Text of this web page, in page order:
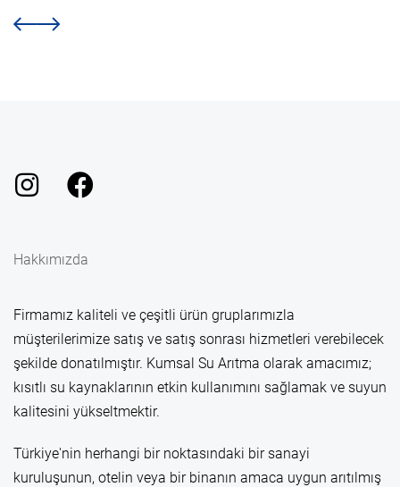
Hakkımızda
Firmamız kaliteli ve çeşitli ürün gruplarımızla
müşterilerimize satış ve satış sonrası hizmetleri verebilecek
şekilde donatılmıştır. Kumsal Su Arıtma olarak amacımız;
kısıtlı su kaynaklarının etkin kullanımını sağlamak ve suyun
kalitesini yükseltmektir.
Türkiye'nin herhangi bir noktasındaki bir sanayi
kuruluşunun, otelin veya bir binanın amaca uygun arıtılmış